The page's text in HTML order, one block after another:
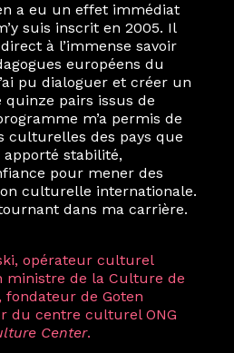
a eu un effet immédiat
suis inscrit en 2005. Il
à l’immense savoir
européens du
pu dialoguer et créer un
quinze pairs issus de
m’a permis de
culturelles des pays que
apporté stabilité,
pour mener des
culturelle internationale.
dans ma carrière.
opérateur culturel
ministre de la Culture de
fondateur de Goten
du centre culturel ONG
Center.